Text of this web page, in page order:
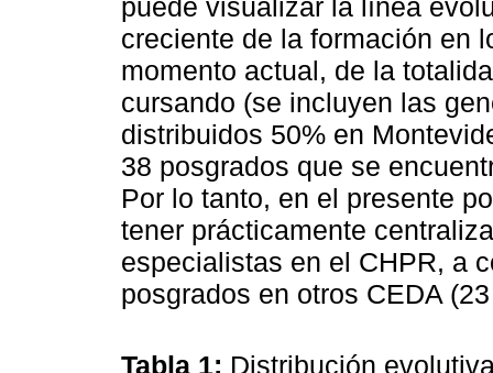
puede visualizar la línea
creciente de la formación en
momento actual, de la
cursando (se incluyen las
distribuidos 50% en
38 posgrados que se
Por lo tanto, en el presente
tener prácticamente
especialistas en el CHPR, a
posgrados en otros CEDA
Tabla 1: Distribución